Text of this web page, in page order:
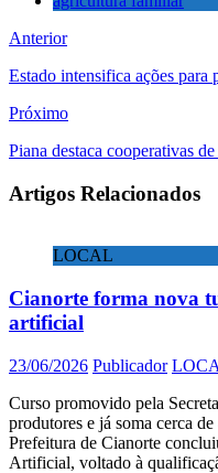
Anterior
Estado intensifica ações para
Próximo
Piana destaca cooperativas
Artigos Relacionados
LOCAL
Cianorte forma nova
artificial
23/06/2026 Publicador
Curso promovido pela
produtores e já soma cerca
Prefeitura de Cianorte
Artificial, voltado à